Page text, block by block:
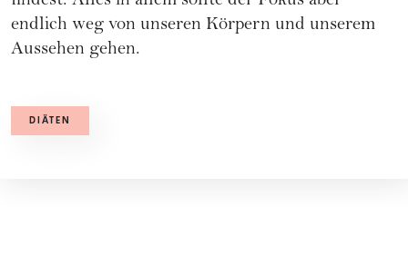
endlich weg von unseren Körpern und unserem
Aussehen gehen.
DIÄTEN